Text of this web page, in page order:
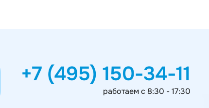
+7 (495) 150-34-11
работаем с 8:30 - 17:30